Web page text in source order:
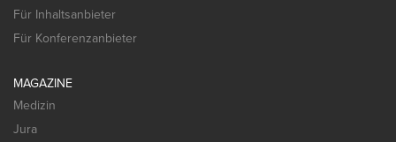
Für Inhaltsanbieter
Für Konferenzanbieter
MAGAZINE
Medizin
Jura